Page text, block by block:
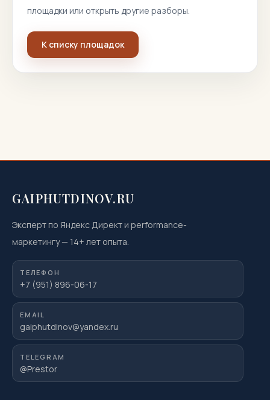
площадки или открыть другие разборы.
К списку площадок
GAIPHUTDINOV.RU
Эксперт по Яндекс Директ и performance-
маркетингу— 14+ лет опыта.
ТЕЛЕФОН
+7 (951) 896-06-17
EMAIL
gaiphutdinov@yandex.ru
TELEGRAM
@Prestor